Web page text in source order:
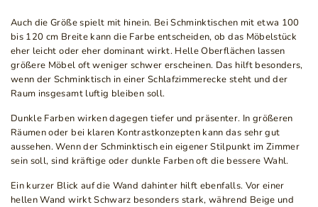
Auch die Größe spielt mit hinein. Bei Schminktischen mit etwa 100
bis 120 cm Breite kann die Farbe entscheiden, ob das Möbelstück
eher leicht oder eher dominant wirkt. Helle Oberflächen lassen
größere Möbel oft weniger schwer erscheinen. Das hilft besonders,
wenn der Schminktisch in einer Schlafzimmerecke steht und der
Raum insgesamt luftig bleiben soll.
Dunkle Farben wirken dagegen tiefer und präsenter. In größeren
Räumen oder bei klaren Kontrastkonzepten kann das sehr gut
aussehen. Wenn der Schminktisch ein eigener Stilpunkt im Zimmer
sein soll, sind kräftige oder dunkle Farben oft die bessere Wahl.
Ein kurzer Blick auf die Wand dahinter hilft ebenfalls. Vor einer
hellen Wand wirkt Schwarz besonders stark, während Beige und